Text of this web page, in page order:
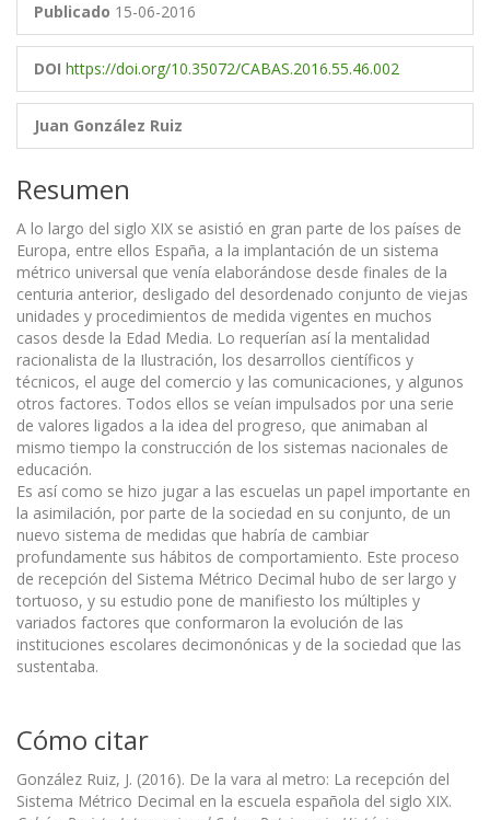
Publicado 15-06-2016
DOI https://doi.org/10.35072/CABAS.2016.55.46.002
Juan González Ruiz
Resumen
A lo largo del siglo XIX se asistió en gran parte de los países de
Europa, entre ellos España, a la implantación de un sistema
métrico universal que venía elaborándose desde finales de la
centuria anterior, desligado del desordenado conjunto de viejas
unidades y procedimientos de medida vigentes en muchos
casos desde la Edad Media. Lo requerían así la mentalidad
racionalista de la Ilustración, los desarrollos científicos y
técnicos, el auge del comercio y las comunicaciones, y algunos
otros factores. Todos ellos se veían impulsados por una serie
de valores ligados a la idea del progreso, que animaban al
mismo tiempo la construcción de los sistemas nacionales de
educación.
Es así como se hizo jugar a las escuelas un papel importante en
la asimilación, por parte de la sociedad en su conjunto, de un
nuevo sistema de medidas que habría de cambiar
profundamente sus hábitos de comportamiento. Este proceso
de recepción del Sistema Métrico Decimal hubo de ser largo y
tortuoso, y su estudio pone de manifiesto los múltiples y
variados factores que conformaron la evolución de las
instituciones escolares decimonónicas y de la sociedad que las
sustentaba.
Cómo citar
González Ruiz, J. (2016). De la vara al metro: La recepción del
Sistema Métrico Decimal en la escuela española del siglo XIX.